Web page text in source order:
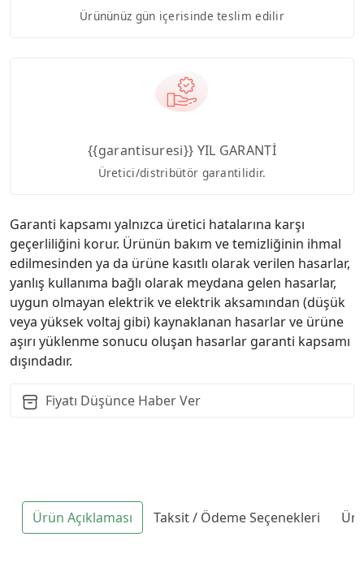
Ürününüz gün içerisinde teslim edilir
{{garantisuresi}} YIL GARANTİ
Üretici/distribütör garantilidir.
Garanti kapsamı yalnızca üretici hatalarına karşı
geçerliliğini korur. Ürünün bakım ve temizliğinin ihmal
edilmesinden ya da ürüne kasıtlı olarak verilen hasarlar,
yanlış kullanıma bağlı olarak meydana gelen hasarlar,
uygun olmayan elektrik ve elektrik aksamından (düşük
veya yüksek voltaj gibi) kaynaklanan hasarlar ve ürüne
aşırı yüklenme sonucu oluşan hasarlar garanti kapsamı
dışındadır.
Fiyatı Düşünce Haber Ver
Ürün Açıklaması Taksit / Ödeme Seçenekleri